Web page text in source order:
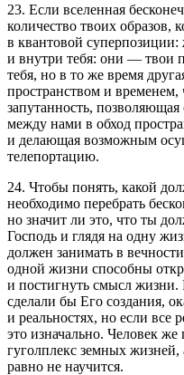
23. Если вселенная
количество твоих образов,
в квантовой
и внутри тебя: они — твои
тебя, но в то же время
пространством и временем,
запутанность,
между нами в обход
и делающая возможным
телепортацию.
24. Чтобы понять, какой
необходимо перебрать
но значит ли это, что ты
Господь и глядя на одну
должен занимать в
одной жизни способны
и постигнуть смысл жизни.
сделали бы Его создания,
и реальностях, но если все
это изначально. Человек
гуголплекс земных
равно не научится.